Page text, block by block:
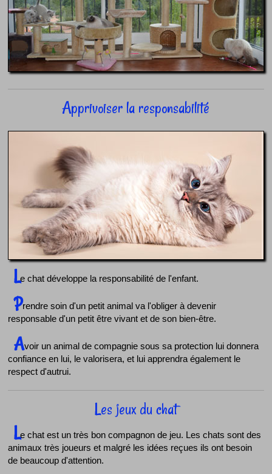
Apprivoiser la responsabilité
Le chat développe la responsabilité de l'enfant.
Prendre soin d'un petit animal va l'obliger à devenir
responsable d'un petit être vivant et de son bien-être.
Avoir un animal de compagnie sous sa protection lui donnera
confiance en lui, le valorisera, et lui apprendra également le
respect d'autrui.
Les jeux du chat
Le chat est un très bon compagnon de jeu. Les chats sont des
animaux très joueurs et malgré les idées reçues ils ont besoin
de beaucoup d'attention.